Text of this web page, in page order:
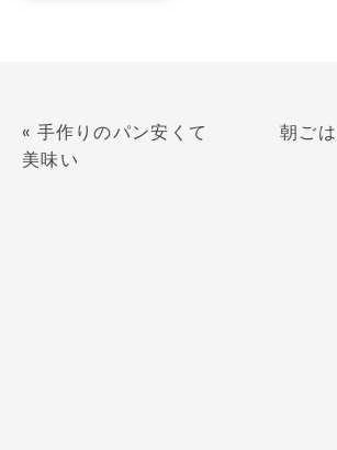
« 手作りのパン安くて
美味い
朝ご